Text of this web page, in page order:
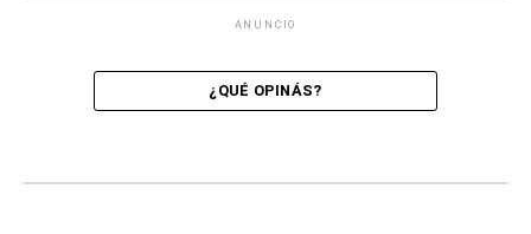
ANUNCIO
¿QUÉ OPINÁS?